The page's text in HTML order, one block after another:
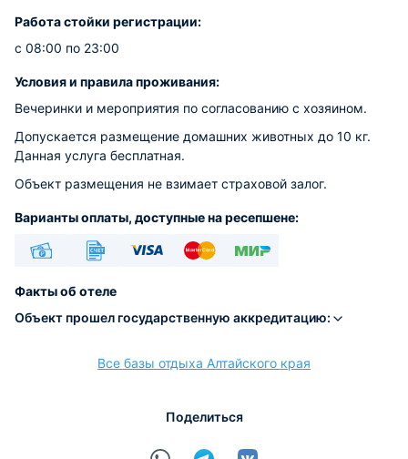
Работа стойки регистрации:
с 08:00 по 23:00
Условия и правила проживания:
Вечеринки и мероприятия по согласованию с хозяином.
Допускается размещение домашних животных до 10 кг.
Данная услуга бесплатная.
Объект размещения не взимает страховой залог.
Варианты оплаты, доступные на ресепшене:
расчёт
Факты об отеле
Объект прошел государственную аккредитацию:
Все базы отдыха Алтайского края
Поделиться